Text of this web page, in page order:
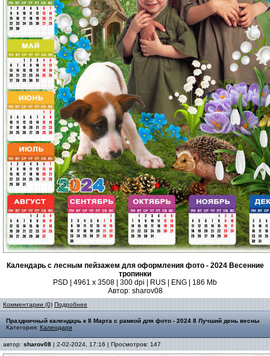
Календарь с лесным пейзажем для оформления фото - 2024 Весенние
тропинки
PSD | 4961 х 3508 | 300 dpi | RUS | ENG | 186 Mb
Автор: sharov08
Комментарии (0) Подробнее
Праздничный календарь к 8 Марта с рамкой для фото - 2024 8 Лучший день весны
Категория: Календари
автор: sharov08 | 2-02-2024, 17:16 | Просмотров: 147